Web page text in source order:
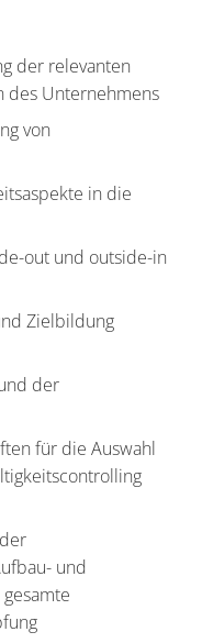
der relevanten
des Unternehmens
von
in die
out und outside-in
Zielbildung
der
für die Auswahl
und